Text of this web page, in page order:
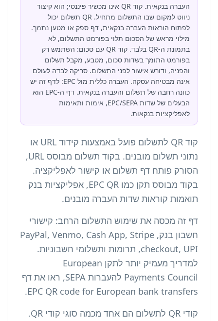
העברה בנקאית. קוד QR אינו מכשיר פיננסי; הוא קיצור
ניווט למקום שבו התשלום מתחיל. QR תשלום יכול
לפתוח הוראות העברה בנקאית, דף ספק או מטען נתמך.
מילוי מראש של הסכום תלוי בפורמט התשלום, לא
בתמונת ה-QR בלבד. קוד QR עם סכום: השתמש רק
בפורמט התומך בשדות סכום, מטבע, מקבל תשלום
והפניה, ודורש אישור לפני התשלום. סריקה לבדה לעולם
אינה מבטיחה עסקה. העברה כללית מול EPC: לדף זה יש
כוונה רחבה של תשלום והעברה בנקאית. דף ה-EPC הוא
הבעלים של שדות EPC/SEPA, אימות ותאימות
לאפליקציות בנקאות.
קוד QR לתשלום פועל באמצעות קידוד URL או
נתוני תשלום מובנים. בקוד תשלום מבוסס URL,
הסורק פותח דף תשלום או קישור לאפליקציה.
בקוד מבוסס תקן כמו EPC QR, אפליקציות בנק
תואמות קוראות שדות העברה מובנים.
דף זה מכסה את שימוש התשלום הרחב: קישורי
חשבון בנק, PayPal, Venmo, Cash App, Stripe
checkout, UPI, תרומות ותשלומי חשבוניות.
למדריך מעמיק יותר לתקן European
Payments Council להעברות SEPA, ראו את דף
EPC QR code for European bank transfers
.
קודי QR לתשלום הם אחד מכמה
סוגי קודי QR
.